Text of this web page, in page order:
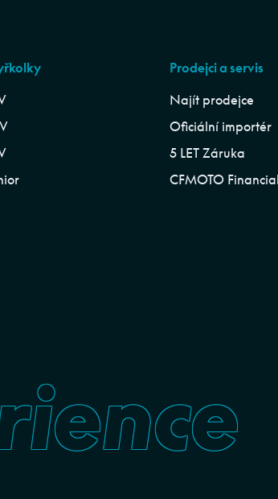
Prodejci a servis
Najít prodejce
Oficiální importér
5 LET Záruka
CFMOTO